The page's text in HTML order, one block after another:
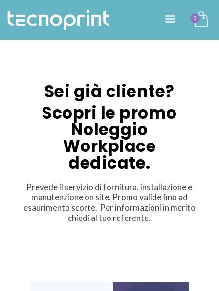
Sei già cliente?
Scopri le promo
Noleggio
Workplace
dedicate.
Prevede il servizio di fornitura, installazione e
manutenzione on site. Promo valide fino ad
esaurimento scorte. Per informazioni in merito
chiedi al tuo referente.